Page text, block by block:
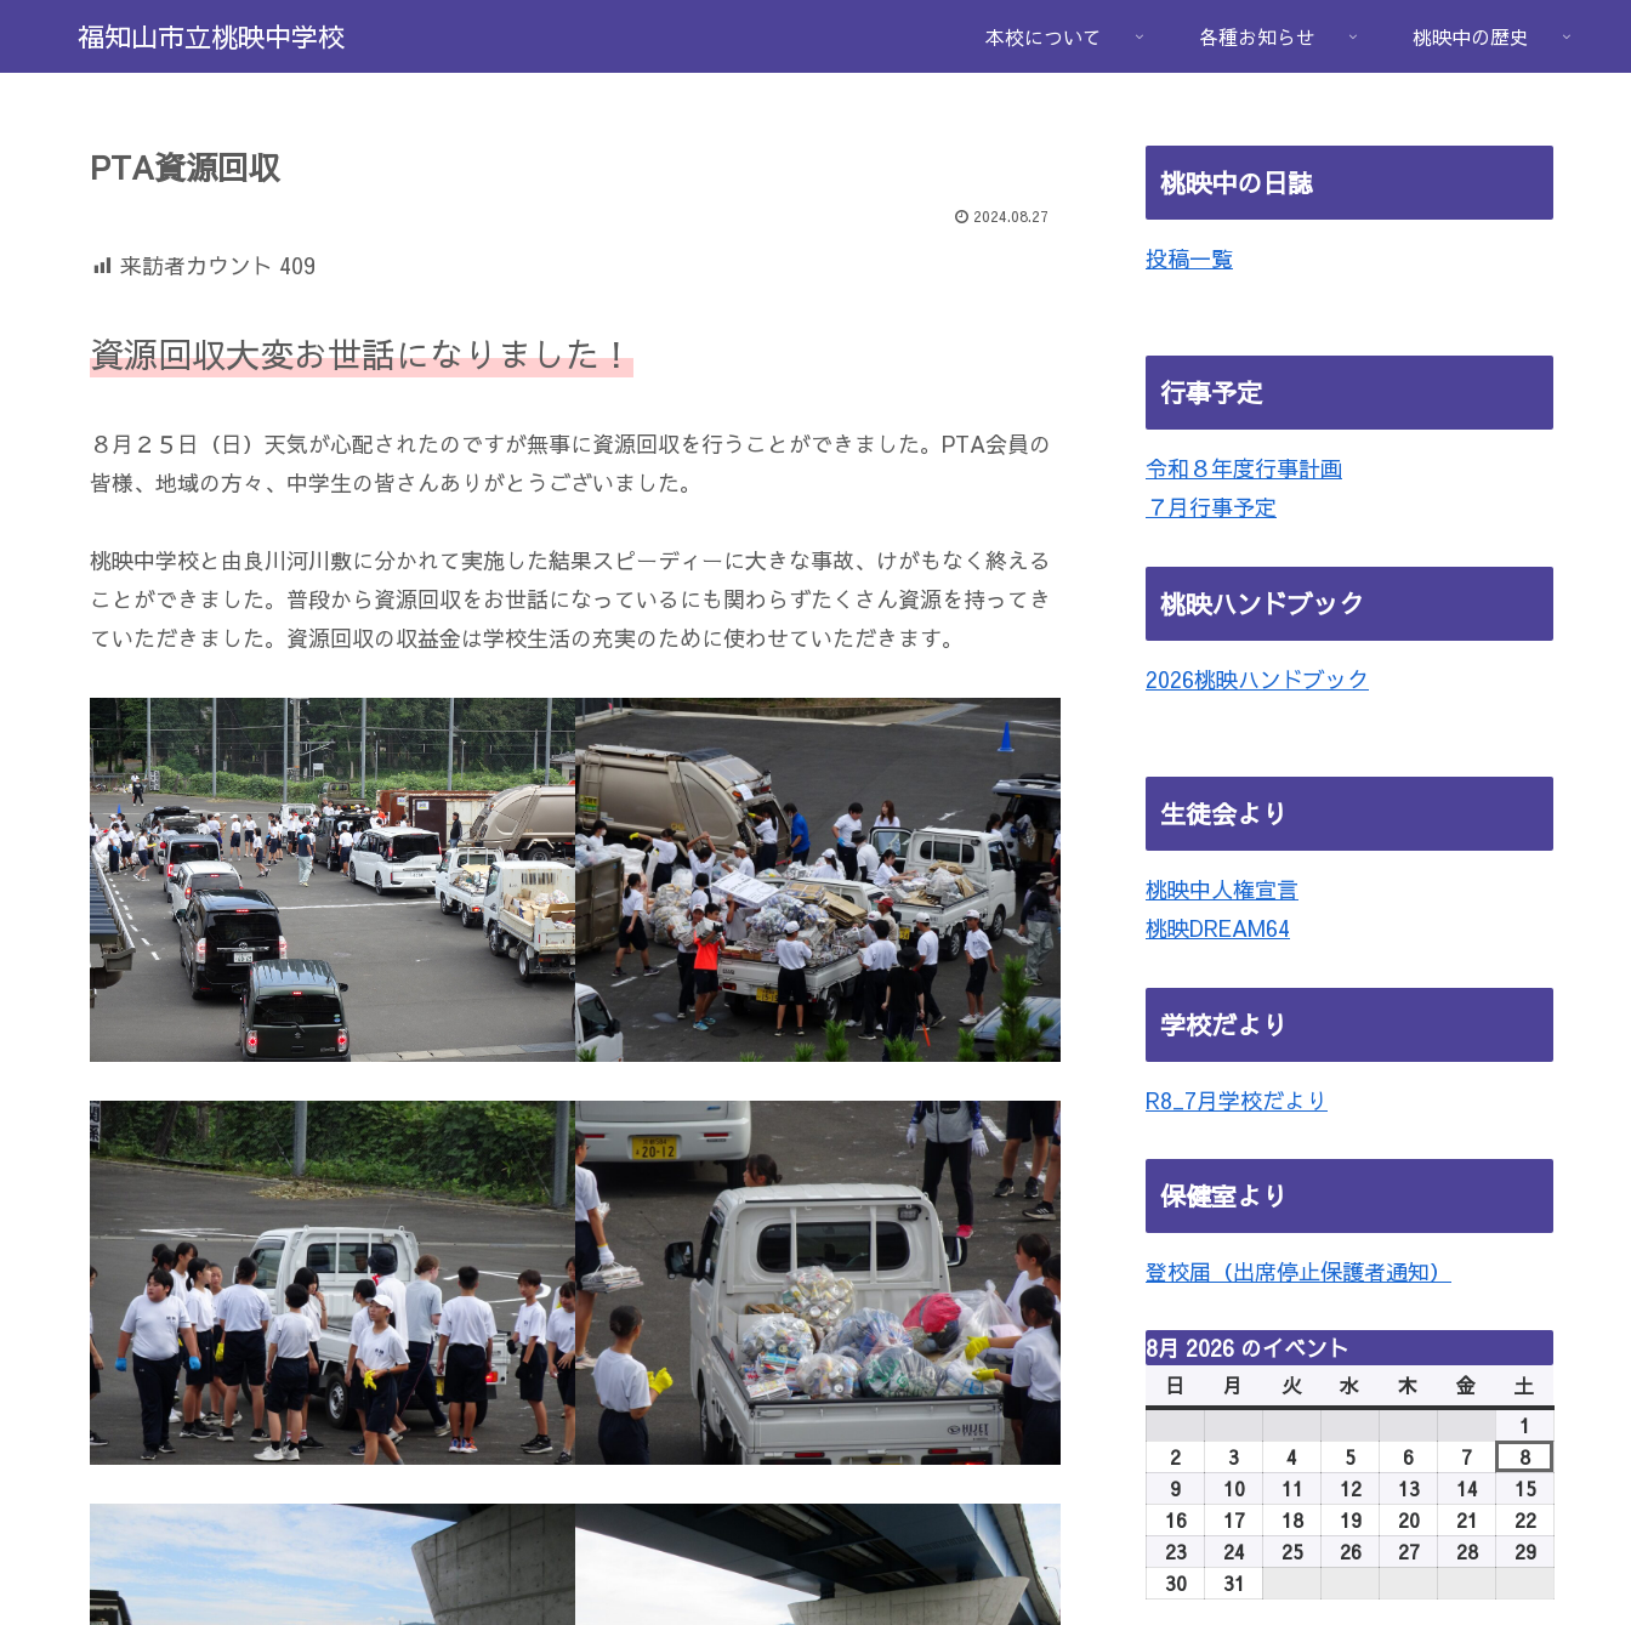
福知山市立桃映中学校 本校について 各種お知らせ 桃映中の歴史
PTA資源回収
2024.08.27
来訪者カウント 409
資源回収大変お世話になりました！
８月２５日（日）天気が心配されたのですが無事に資源回収を行うことができました。PTA会員の
皆様、地域の方々、中学生の皆さんありがとうございました。
桃映中学校と由良川河川敷に分かれて実施した結果スピーディーに大きな事故、けがもなく終える
ことができました。普段から資源回収をお世話になっているにも関わらずたくさん資源を持ってき
ていただきました。資源回収の収益金は学校生活の充実のために使わせていただきます。
桃映中の日誌
投稿一覧
行事予定
令和８年度行事計画
７月行事予定
桃映ハンドブック
2026桃映ハンドブック
生徒会より
桃映中人権宣言
桃映DREAM64
学校だより
R8_7月学校だより
保健室より
登校届（出席停止保護者通知）
8月 2026 のイベント
日
曜
日
月
曜
日
火
曜
日
水
曜
日
木
曜
日
金
曜
日
土
曜
日
1
年
8
月
1
日
2
8
月
2
日
3
年
8
月
3
日
4
年
8
月
日
5
年
8
月
日
6
年
8
月
日
7
年
8
月
日
82026
年
8
月
日
9
年
8
月
102026
年
8
11 2026
年
8
122026
年
8
132026
年
8
142026
8
152026
年
8
162026
年
8
172026
年
182026
年
192026
年
202026
年
21 2026
年
222026
年
232026
年
242026252026262026272026282026292026
30202631